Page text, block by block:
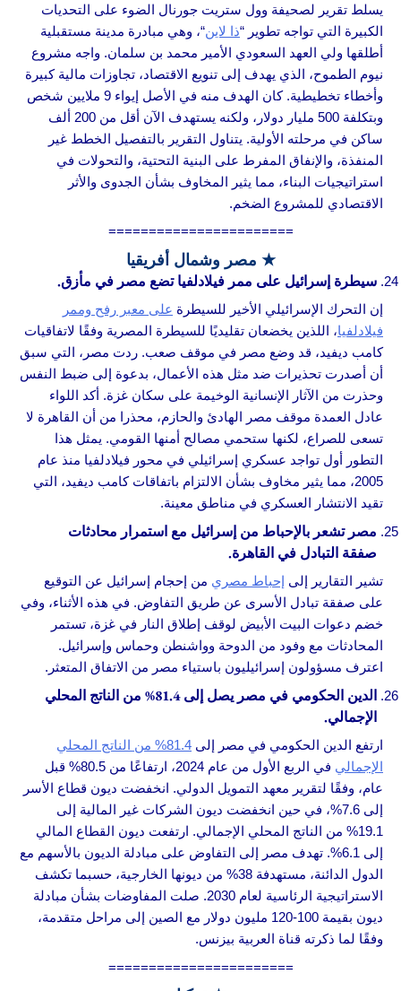
يسلط تقرير لصحيفة وول ستريت جورنال الضوء على التحديات
الكبيرة التي تواجه تطوير “ذا لاين“، وهي مبادرة مدينة مستقبلية
أطلقها ولي العهد السعودي الأمير محمد بن سلمان. واجه مشروع
نيوم الطموح، الذي يهدف إلى تنويع الاقتصاد، تجاوزات مالية كبيرة
وأخطاء تخطيطية. كان الهدف منه في الأصل إيواء 9 ملايين شخص
وبتكلفة 500 مليار دولار، ولكنه يستهدف الآن أقل من 200 ألف
ساكن في مرحلته الأولية. يتناول التقرير بالتفصيل الخطط غير
المنفذة، والإنفاق المفرط على البنية التحتية، والتحولات في
استراتيجيات البناء، مما يثير المخاوف بشأن الجدوى والأثر
الاقتصادي للمشروع الضخم.
=======================
★ مصر وشمال أفريقيا
سيطرة إسرائيل على ممر فيلادلفيا تضع مصر في مأزق.
إن التحرك الإسرائيلي الأخير للسيطرة على معبر رفح وممر
فيلادلفيا، اللذين يخضعان تقليديًا للسيطرة المصرية وفقًا لاتفاقيات
كامب ديفيد، قد وضع مصر في موقف صعب. ردت مصر، التي سبق
أن أصدرت تحذيرات ضد مثل هذه الأعمال، بدعوة إلى ضبط النفس
وحذرت من الآثار الإنسانية الوخيمة على سكان غزة. أكد اللواء
عادل العمدة موقف مصر الهادئ والحازم، محذرا من أن القاهرة لا
تسعى للصراع، لكنها ستحمي مصالح أمنها القومي. يمثل هذا
التطور أول تواجد عسكري إسرائيلي في محور فيلادلفيا منذ عام
2005، مما يثير مخاوف بشأن الالتزام باتفاقات كامب ديفيد، التي
تقيد الانتشار العسكري في مناطق معينة.
مصر تشعر بالإحباط من إسرائيل مع استمرار محادثات
صفقة التبادل في القاهرة.
تشير التقارير إلى إحباط مصري من إحجام إسرائيل عن التوقيع
على صفقة تبادل الأسرى عن طريق التفاوض. في هذه الأثناء، وفي
خضم دعوات البيت الأبيض لوقف إطلاق النار في غزة، تستمر
المحادثات مع وفود من الدوحة وواشنطن وحماس وإسرائيل.
اعترف مسؤولون إسرائيليون باستياء مصر من الاتفاق المتعثر.
الدين الحكومي في مصر يصل إلى 81.4% من الناتج المحلي
الإجمالي.
ارتفع الدين الحكومي في مصر إلى
81.4% من الناتج المحلي
الإجمالي
في الربع الأول من عام 2024، ارتفاعًا من 80.5% قبل
عام، وفقًا لتقرير معهد التمويل الدولي. انخفضت ديون قطاع الأسر
إلى 7.6%، في حين انخفضت ديون الشركات غير المالية إلى
19.1% من الناتج المحلي الإجمالي. ارتفعت ديون القطاع المالي
إلى 6.1%. تهدف مصر إلى التفاوض على مبادلة الديون بالأسهم مع
الدول الدائنة، مستهدفة 38% من ديونها الخارجية، حسبما تكشف
الاستراتيجية الرئاسية لعام 2030. صلت المفاوضات بشأن مبادلة
ديون بقيمة 100-120 مليون دولار مع الصين إلى مراحل متقدمة،
وفقًا لما ذكرته قناة العربية بيزنس.
=======================